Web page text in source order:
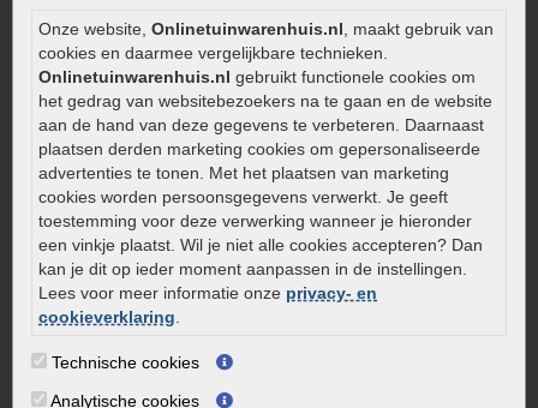
Onze website, Onlinetuinwarenhuis.nl , maakt gebruik van
cookies en daarmee vergelijkbare technieken.
Onlinetuinwarenhuis.nl gebruikt functionele cookies om
het gedrag van websitebezoekers na te gaan en de website
aan de hand van deze gegevens te verbeteren. Daarnaast
plaatsen derden marketing cookies om gepersonaliseerde
advertenties te tonen. Met het plaatsen van marketing
cookies worden persoonsgegevens verwerkt. Je geeft
toestemming voor deze verwerking wanneer je hieronder
een vinkje plaatst. Wil je niet alle cookies accepteren? Dan
kan je dit op ieder moment aanpassen in de instellingen.
Lees voor meer informatie onze privacy- en
cookieverklaring
Technische cookies
Analytische cookies
Onderhoud van gebakken bestrating
Aanlegtips voor gebakken bestrating
Zelf een terras aanleggen
Kleine stadstuin inrichten
0320 – 219170
Kaapstanderweg 41
8243 RB Lelystad
info@onlinetuinwarenhuis.nl
Routebeschrijving
Openingstijden
Maandag